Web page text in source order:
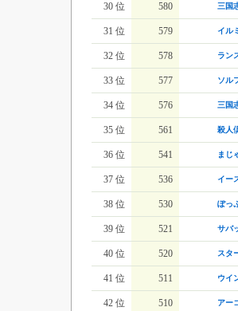
30 位 580 三国
31 位 579 イル
32 位 578 ラン
33 位 577 ソル
34 位 576 三国
35 位 561 殺人
36 位 541 まじ
37 位 536 イー
38 位 530 ぽっ
39 位 521 サバ
40 位 520 スタ
41 位 511 ウイ
42 位 510 アー